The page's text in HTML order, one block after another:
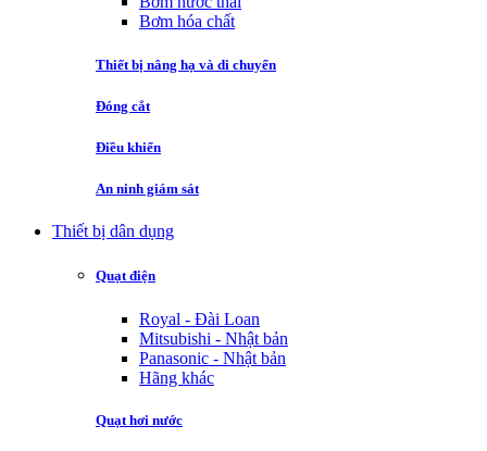
Bơm hóa chất
Thiết bị nâng hạ và di chuyển
Đóng cắt
Điều khiển
An ninh giám sát
Thiết bị dân dụng
Quạt điện
Royal - Đài Loan
Mitsubishi - Nhật bản
Panasonic - Nhật bản
Hãng khác
Quạt hơi nước